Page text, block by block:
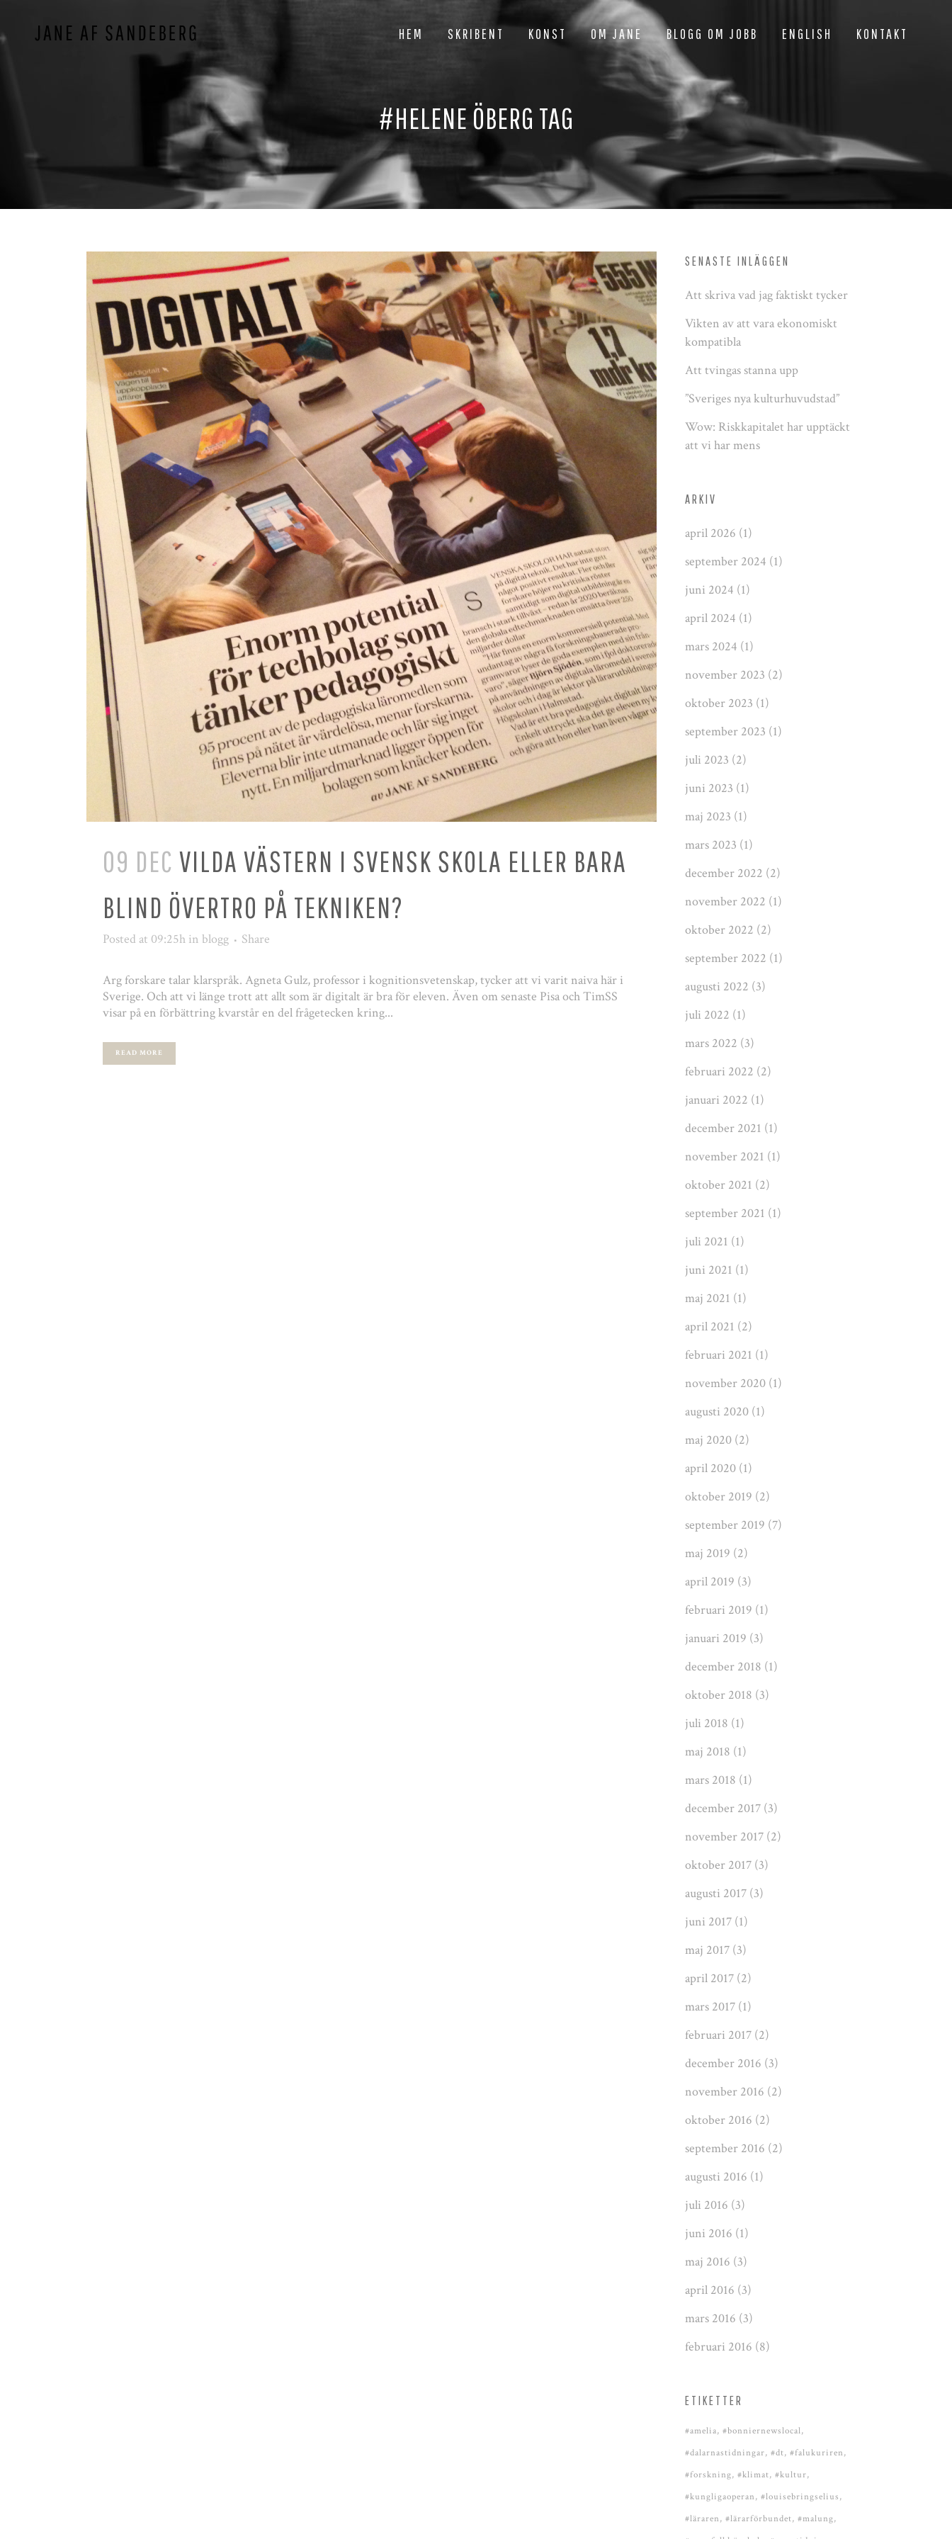
HEM SKRIBENT KONST OM JANE BLOGG OM JOBB ENGLISH KONTAKT
#HELENE ÖBERG TAG
09 DEC VILDA VÄSTERN I SVENSK SKOLA ELLER BARA
BLIND ÖVERTRO PÅ TEKNIKEN?
Posted at 09:25h in blogg Share
Arg forskare talar klarspråk. Agneta Gulz, professor i kognitionsvetenskap, tycker att vi varit naiva här i
Sverige. Och att vi länge trott att allt som är digitalt är bra för eleven. Även om senaste Pisa och TimSS
visar på en förbättring kvarstår en del frågetecken kring...
READ MORE
SENASTE INLÄGGEN
Att skriva vad jag faktiskt tycker
Vikten av att vara ekonomiskt
kompatibla
Att tvingas stanna upp
”Sveriges nya kulturhuvudstad”
Wow: Riskkapitalet har upptäckt
att vi har mens
ARKIV
april 2026 (1)
september 2024 (1)
juni 2024 (1)
april 2024 (1)
mars 2024 (1)
november 2023 (2)
oktober 2023 (1)
september 2023 (1)
juli 2023 (2)
juni 2023 (1)
maj 2023 (1)
mars 2023 (1)
december 2022 (2)
november 2022 (1)
oktober 2022 (2)
september 2022 (1)
augusti 2022 (3)
juli 2022 (1)
mars 2022 (3)
februari 2022 (2)
januari 2022 (1)
december 2021 (1)
november 2021 (1)
oktober 2021 (2)
september 2021 (1)
juli 2021 (1)
juni 2021 (1)
maj 2021 (1)
april 2021 (2)
februari 2021 (1)
november 2020 (1)
augusti 2020 (1)
maj 2020 (2)
april 2020 (1)
oktober 2019 (2)
september 2019 (7)
maj 2019 (2)
april 2019 (3)
februari 2019 (1)
januari 2019 (3)
december 2018 (1)
oktober 2018 (3)
juli 2018 (1)
maj 2018 (1)
mars 2018 (1)
december 2017 (3)
november 2017 (2)
oktober 2017 (3)
augusti 2017 (3)
juni 2017 (1)
maj 2017 (3)
april 2017 (2)
mars 2017 (1)
februari 2017 (2)
december 2016 (3)
november 2016 (2)
oktober 2016 (2)
september 2016 (2)
augusti 2016 (1)
juli 2016 (3)
juni 2016 (1)
maj 2016 (3)
april 2016 (3)
mars 2016 (3)
februari 2016 (8)
ETIKETTER
#amelia #bonniernewslocal
#dalarnastidningar #dt #falukuriren
#forskning #klimat #kultur
#kungligaoperan #louisebringselius
#läraren #lärarförbundet #malung